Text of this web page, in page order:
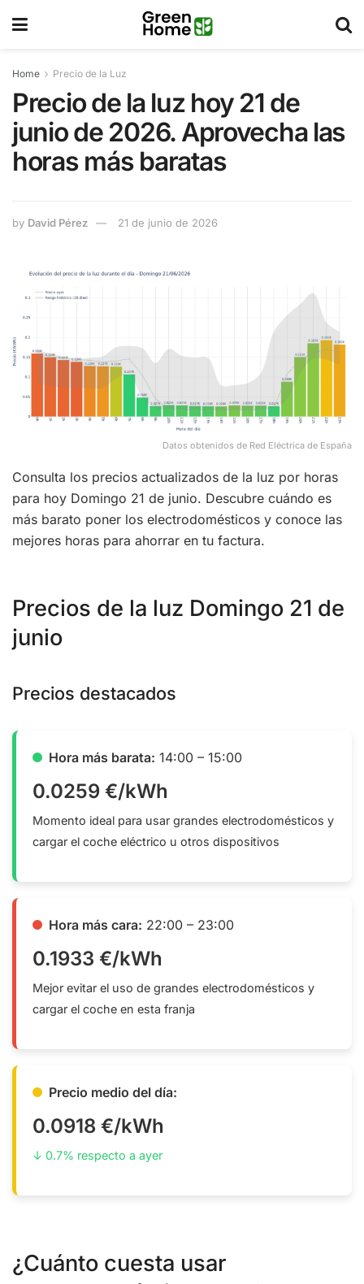
Home Precio de la Luz
Precio de la luz hoy 21 de
junio de 2026. Aprovecha las
horas más baratas
by David Pérez 21 de junio de 2026
Datos obtenidos de Red Eléctrica de España
Consulta los precios actualizados de la luz por horas
para hoy Domingo 21 de junio. Descubre cuándo es
más barato poner los electrodomésticos y conoce las
mejores horas para ahorrar en tu factura.
Precios de la luz Domingo 21 de
junio
Precios destacados
Hora más barata: 14:00 – 15:00
0.0259 €/kWh
Momento ideal para usar grandes electrodomésticos y
cargar el coche eléctrico u otros dispositivos
Hora más cara: 22:00 – 23:00
0.1933 €/kWh
Mejor evitar el uso de grandes electrodomésticos y
cargar el coche en esta franja
Precio medio del día:
0.0918 €/kWh
↓ 0.7% respecto a ayer
¿Cuánto cuesta usar